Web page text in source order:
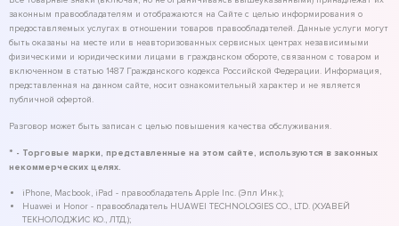
законным правообладателям и отображаются на Сайте с целью информирования о
предоставляемых услугах в отношении товаров правообладателей. Данные услуги могут
быть оказаны на месте или в неавторизованных сервисных центрах независимыми
физическими и юридическими лицами в гражданском обороте, связанном с товаром и
включенном в статью 1487 Гражданского кодекса Российской Федерации. Информация,
представленная на данном сайте, носит ознакомительный характер и не является
публичной офертой.
Разговор может быть записан с целью повышения качества обслуживания.
* - Торговые марки, представленные на этом сайте, используются в законных
некоммерческих целях.
iPhone, Macbook, iPad - правообладатель Apple Inc. (Эпл Инк.);
Huawei и Honor - правообладатель HUAWEI TECHNOLOGIES CO., LTD. (ХУАВЕЙ
ТЕКНОЛОДЖИС КО., ЛТД.);